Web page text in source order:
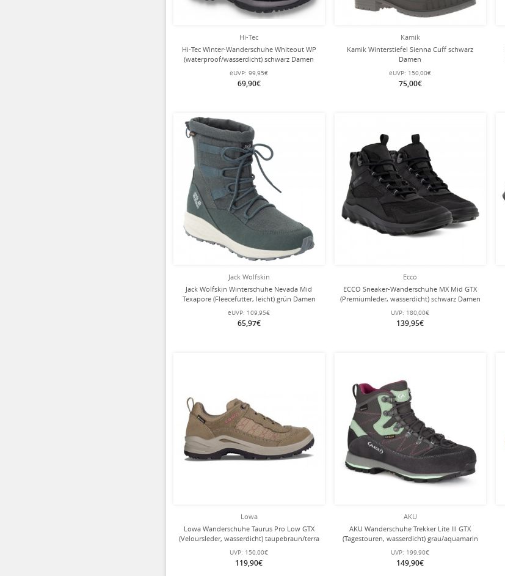
Hi-Tec
Hi-Tec Winter-Wanderschuhe Whiteout WP
(waterproof/wasserdicht) schwarz Damen
eUVP: 99,95€
69,90€
Kamik
Kamik Winterstiefel Sienna Cuff schwarz
Damen
eUVP: 150,00€
75,00€
Jack Wolfskin
Jack Wolfskin Winterschuhe Nevada Mid
Texapore (Fleecefutter, leicht) grün Damen
eUVP: 109,95€
65,97€
Ecco
ECCO Sneaker-Wanderschuhe MX Mid GTX
(Premiumleder, wasserdicht) schwarz Damen
UVP: 180,00€
139,95€
Lowa
Lowa Wanderschuhe Taurus Pro Low GTX
(Veloursleder, wasserdicht) taupebraun/terra
UVP: 150,00€
119,90€
AKU
AKU Wanderschuhe Trekker Lite III GTX
(Tagestouren, wasserdicht) grau/aquamarin
UVP: 199,90€
149,90€